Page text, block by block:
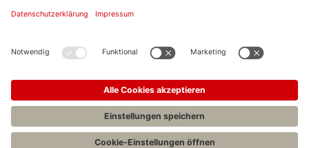
Stellenangebote C.H.BECK